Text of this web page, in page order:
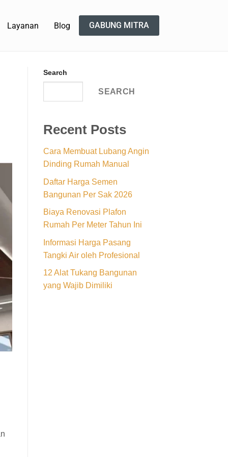
Layanan Blog GABUNG MITRA
Search
SEARCH
Recent Posts
Cara Membuat Lubang Angin
Dinding Rumah Manual
Daftar Harga Semen
Bangunan Per Sak 2026
Biaya Renovasi Plafon
Rumah Per Meter Tahun Ini
Informasi Harga Pasang
Tangki Air oleh Profesional
12 Alat Tukang Bangunan
yang Wajib Dimiliki